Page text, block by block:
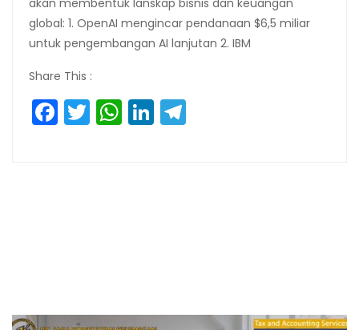
global: 1. OpenAI mengincar pendanaan $6,5 miliar
untuk pengembangan AI lanjutan 2. IBM
Share This :
Facebook
Twitter
WhatsApp
LinkedIn